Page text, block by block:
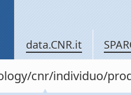
data.CNR.it
cnr/individuo/